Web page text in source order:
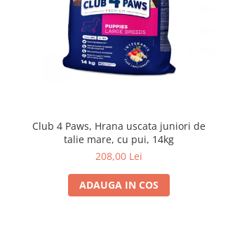
Club 4 Paws, Hrana uscata juniori de
talie mare, cu pui, 14kg
208,00 Lei
ADAUGA IN COS